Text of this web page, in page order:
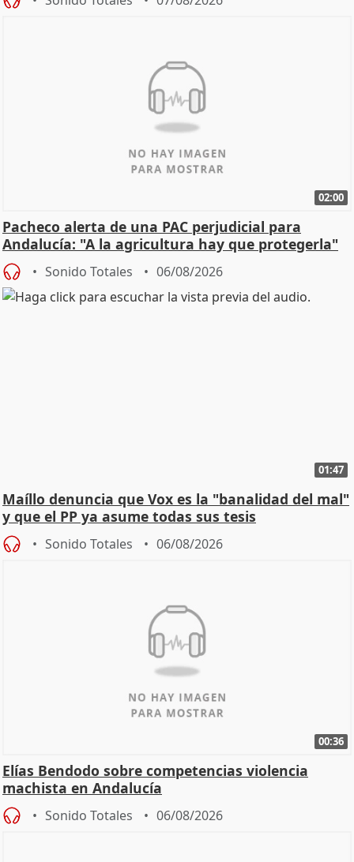
02:00
Pacheco alerta de una PAC perjudicial para
Andalucía: "A la agricultura hay que protegerla"
Sonido Totales 06/08/2026
01:47
Maíllo denuncia que Vox es la "banalidad del mal"
y que el PP ya asume todas sus tesis
Sonido Totales 06/08/2026
00:36
Elías Bendodo sobre competencias violencia
machista en Andalucía
Sonido Totales 06/08/2026